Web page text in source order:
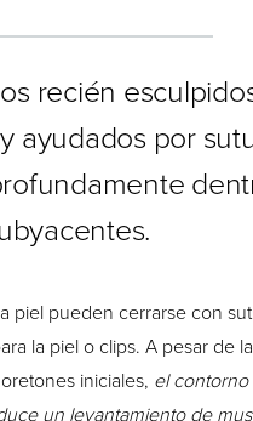
recién
ayudados por
piel pueden cerrarse con
la piel o clips. A pesar de la
iniciales, el contorno
un levantamiento de